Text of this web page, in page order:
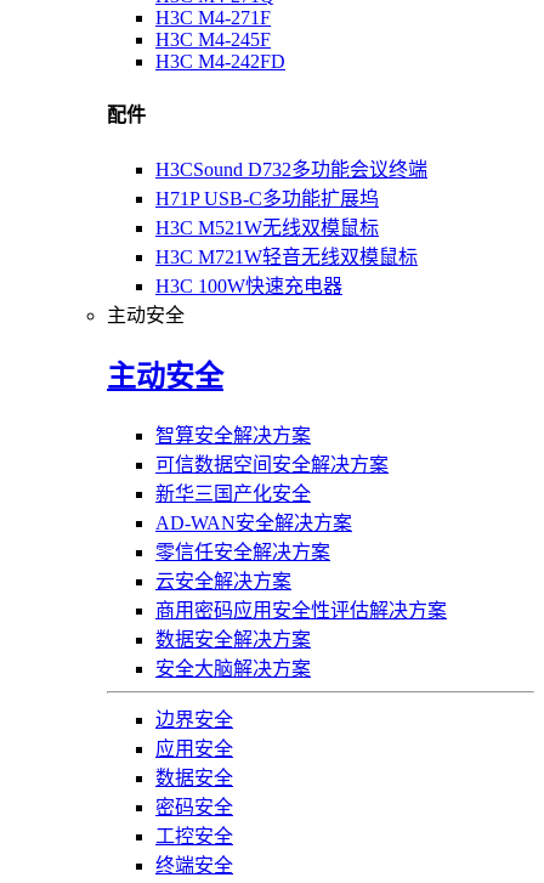
H3C M4-271F
H3C M4-245F
H3C M4-242FD
配件
H3CSound D732多功能会议终端
H71P USB-C多功能扩展坞
H3C M521W无线双模鼠标
H3C M721W轻音无线双模鼠标
H3C 100W快速充电器
主动安全
主动安全
智算安全解决方案
可信数据空间安全解决方案
新华三国产化安全
AD-WAN安全解决方案
零信任安全解决方案
云安全解决方案
商用密码应用安全性评估解决方案
数据安全解决方案
安全大脑解决方案
边界安全
应用安全
数据安全
密码安全
工控安全
终端安全